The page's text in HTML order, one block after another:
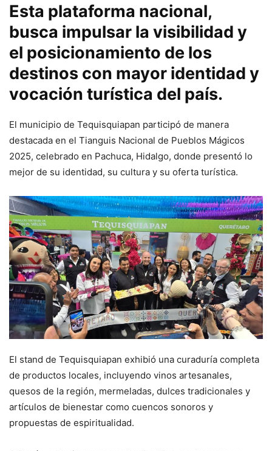
Esta plataforma nacional,
busca impulsar la visibilidad y
el posicionamiento de los
destinos con mayor identidad y
vocación turística del país.
El municipio de Tequisquiapan participó de manera
destacada en el Tianguis Nacional de Pueblos Mágicos
2025, celebrado en Pachuca, Hidalgo, donde presentó lo
mejor de su identidad, su cultura y su oferta turística.
El stand de Tequisquiapan exhibió una curaduría completa
de productos locales, incluyendo vinos artesanales,
quesos de la región, mermeladas, dulces tradicionales y
artículos de bienestar como cuencos sonoros y
propuestas de espiritualidad.